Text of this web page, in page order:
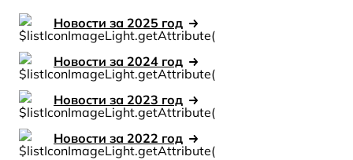
Новости за 2025 год
Новости за 2024 год
Новости за 2023 год
Новости за 2022 год